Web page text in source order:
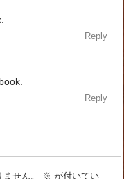
Reply
Reply
せん。 ※ が付いてい